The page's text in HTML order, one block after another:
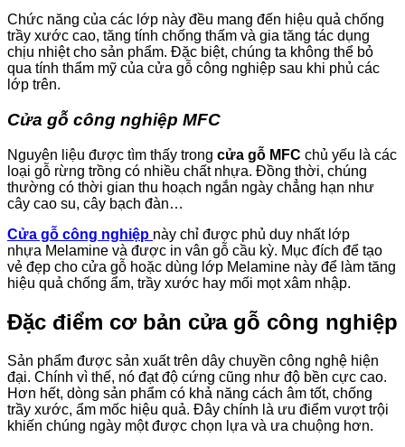
Chức năng của các lớp này đều mang đến hiệu quả chống
trầy xước cao, tăng tính chống thấm và gia tăng tác dụng
chịu nhiệt cho sản phẩm. Đặc biệt, chúng ta không thể bỏ
qua tính thẩm mỹ của cửa gỗ công nghiệp sau khi phủ các
lớp trên.
Cửa gỗ công nghiệp MFC
Nguyên liệu được tìm thấy trong cửa gỗ MFC chủ yếu là các
loại gỗ rừng trồng có nhiều chất nhựa. Đồng thời, chúng
thường có thời gian thu hoạch ngắn ngày chẳng hạn như
cây cao su, cây bạch đàn…
Cửa gỗ công nghiệp này chỉ được phủ duy nhất lớp
nhựa Melamine và được in vân gỗ cầu kỳ. Mục đích để tạo
vẻ đẹp cho cửa gỗ hoặc dùng lớp Melamine này để làm tăng
hiệu quả chống ẩm, trầy xước hay mối mọt xâm nhập.
Đặc điểm cơ bản cửa gỗ công nghiệp
Sản phẩm được sản xuất trên dây chuyền công nghệ hiện
đại. Chính vì thế, nó đạt độ cứng cũng như độ bền cực cao.
Hơn hết, dòng sản phẩm có khả năng cách âm tốt, chống
trầy xước, ẩm mốc hiệu quả. Đây chính là ưu điểm vượt trội
khiến chúng ngày một được chọn lựa và ưa chuộng hơn.